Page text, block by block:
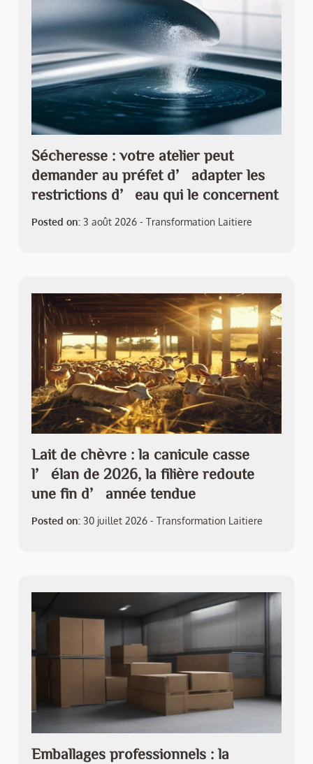
Sécheresse : votre atelier peut
demander au préfet d’adapter les
restrictions d’eau qui le concernent
Posted on: 3 août 2026 - Transformation Laitiere
Lait de chèvre : la canicule casse
l’élan de 2026, la filière redoute
une fin d’année tendue
Posted on: 30 juillet 2026 - Transformation Laitiere
Emballages professionnels : la